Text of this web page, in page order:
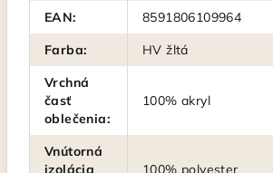
EAN:
8591806109964
Farba:
HV žltá
Vrchná
časť
oblečenia:
100% akryl
Vnútorná
izolácia
100% polyester